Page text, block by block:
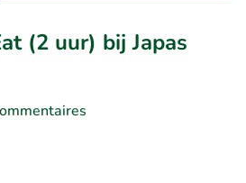
(2 uur) bij Japas